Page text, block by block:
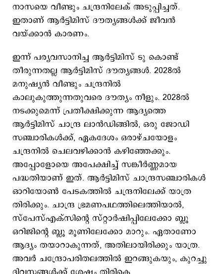
നാസയെ വീണ്ടും ചന്ദ്രനിലേക് അടുപ്പിച്ചത്.
ഇതാണ് ആര്‍ട്ടിമിസ് ദൗത്യങ്ങള്‍ക്ക് ജീവന്‍
വയ്ക്കാന്‍ കാരണം.
ഇന്ന് പര്യവസാനിച്ച ആര്‍ട്ടിമിസ് ടു കൊണ്ട്
തീരുന്നതല്ല ആര്‍ട്ടിമിസ് ദൗത്യങ്ങള്‍. 2028ല്‍
മനുഷ്യന്‍ വീണ്ടും ചന്ദ്രനില്‍
കാലുകുത്തുന്നതുവരെ ദൗത്യം നീളും. 2028ല്‍
നടക്കുമെന്ന് പ്രതീക്ഷിക്കുന്ന ആദ്യത്തെ
ആർട്ടിമിസ് ചാന്ദ്ര ലാൻഡിങ്ങിൽ, ഒരു ജോഡി
സഞ്ചാരികൾക്ക്, ഏകദേശം ഒരാഴ്ചയോളം
ചന്ദ്രനില്‍ ചെലവഴിക്കാൻ കഴിഞ്ഞേക്കും.
അപ്പോളോയെ അപേക്ഷിച്ച് സങ്കീർണ്ണമായ
പദ്ധതിയാണ് ഇത്. ആര്‍ട്ടിമിസ് ചാന്ദ്രസഞ്ചാരികൾ
ഓറിയോൺ പേടകത്തിൽ ചന്ദ്രനിലേക്ക് യാത്ര
തിരിക്കും. ചാന്ദ്ര ഭ്രമണപഥത്തിലെത്തിയാൽ,
സ്പേസ്എക്സിന്റെ സ്റ്റാർഷിപ്പിലേക്കോ ബ്ലൂ
ഒറിജിന്റെ ബ്ലൂ മൂണിലേക്കോ മാറും. ഏതാണോ
ആദ്യം തയാറാകുന്നത്, അതിലായിരിക്കും യാത്ര.
അവർ ചന്ദ്രോപരിതലത്തിൽ ഇറങ്ങുകയും, കുറച്ചു